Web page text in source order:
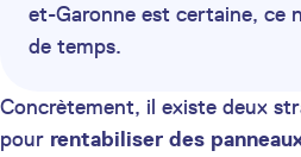
et-Garonne est certaine, ce
de temps.
Concrètement, il existe deux
pour rentabiliser des